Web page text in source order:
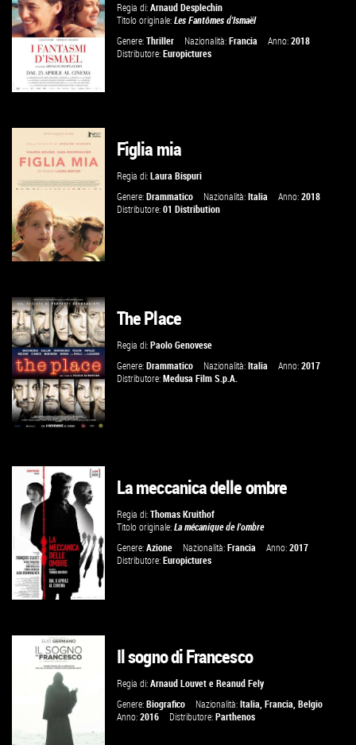
VAI ALLA SCHEDA
GUARDA IL TRAILER
VAI ALLA SCHEDA
Regia di:Arnaud Desplechin
Titolo originale:Les Fantômes d'Ismaël
Genere:Thriller Nazionalità:Francia Anno:2018
Distributore:Europictures
GUARDA IL TRAILER
VAI ALLA SCHEDA
Figlia mia
Regia di:Laura Bispuri
Genere:Drammatico Nazionalità:Italia Anno:2018
Distributore:01 Distribution
GUARDA IL TRAILER
VAI ALLA SCHEDA
The Place
Regia di:Paolo Genovese
Genere:Drammatico Nazionalità:Italia Anno:2017
Distributore:Medusa Film S.p.A.
GUARDA IL TRAILER
VAI ALLA SCHEDA
La meccanica delle ombre
Regia di:Thomas Kruithof
Titolo originale:La mécanique de l'ombre
Genere:Azione Nazionalità:Francia Anno:2017
Distributore:Europictures
Il sogno di Francesco
Regia di:Arnaud Louvet eReanud Fely
Genere:Biografico Nazionalità:Italia ,Francia ,Belgio
Anno:2016 Distributore:Parthenos